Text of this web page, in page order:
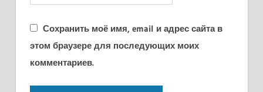
Сохранить моё имя, email и адрес сайта в
этом браузере для последующих моих
комментариев.